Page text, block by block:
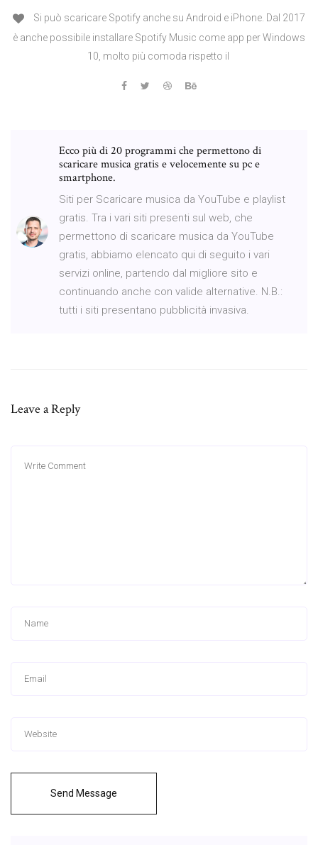
Si può scaricare Spotify anche su Android e iPhone. Dal 2017
è anche possibile installare Spotify Music come app per Windows
10, molto più comoda rispetto il
Ecco più di 20 programmi che permettono di
scaricare musica gratis e velocemente su pc e
smartphone.
Siti per Scaricare musica da YouTube e playlist
gratis. Tra i vari siti presenti sul web, che
permettono di scaricare musica da YouTube
gratis, abbiamo elencato qui di seguito i vari
servizi online, partendo dal migliore sito e
continuando anche con valide alternative. N.B.:
tutti i siti presentano pubblicità invasiva.
Leave a Reply
Send Message